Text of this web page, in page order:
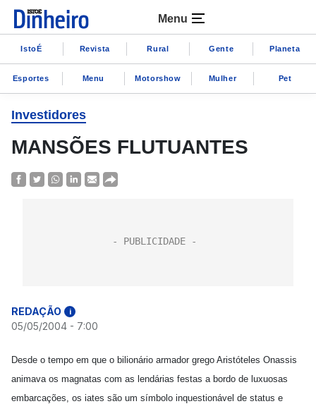
Menu
IstoÉ Revista Rural Gente Planeta
Esportes Menu Motorshow Mulher Pet
Investidores
MANSÕES FLUTUANTES
REDAÇÃO i
05/05/2004 - 7:00
Desde o tempo em que o bilionário armador grego Aristóteles Onassis
animava os magnatas com as lendárias festas a bordo de luxuosas
embarcações, os iates são um símbolo inquestionável de status e